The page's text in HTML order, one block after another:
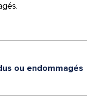
ou endommagés